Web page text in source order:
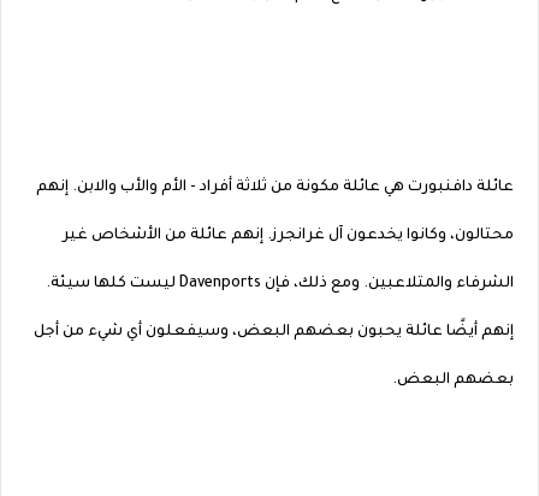
عائلة دافنبورت هي عائلة مكونة من ثلاثة أفراد - الأم والأب والابن. إنهم
محتالون، وكانوا يخدعون آل غرانجرز. إنهم عائلة من الأشخاص غير
الشرفاء والمتلاعبين. ومع ذلك، فإن Davenports ليست كلها سيئة.
إنهم أيضًا عائلة يحبون بعضهم البعض، وسيفعلون أي شيء من أجل
بعضهم البعض.